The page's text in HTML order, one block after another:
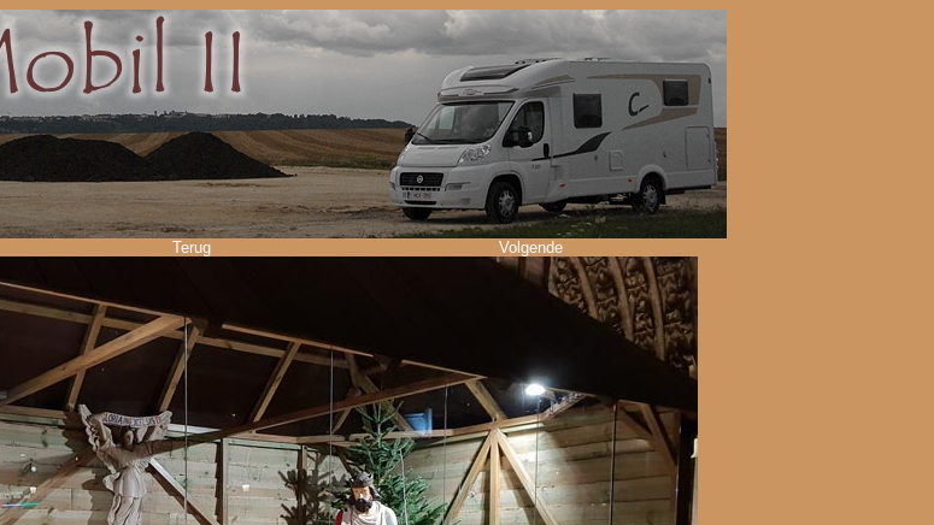
Terug Volgende